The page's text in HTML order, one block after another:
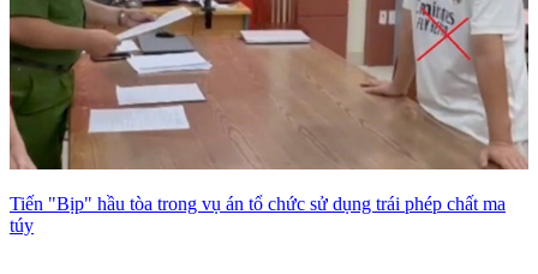
Tiến "Bịp" hầu tòa trong vụ án tổ chức sử dụng trái phép chất ma
túy